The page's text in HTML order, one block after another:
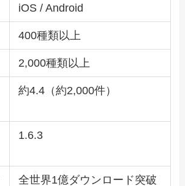
iOS / Android
400種類以上
2,000種類以上
約4.4（約2,000件）
1.6.3
全世界1億ダウンロード突破